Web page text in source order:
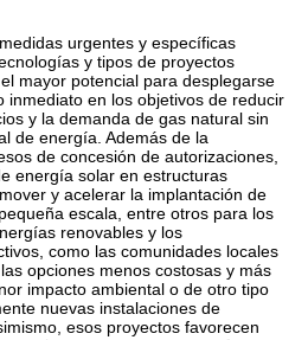
urgentes y específicas
y tipos de proyectos
mayor potencial para desplegarse
inmediato en los objetivos de reducir
y la demanda de gas natural sin
de energía. Además de la
de concesión de autorizaciones,
energía solar en estructuras
y acelerar la implantación de
escala, entre otros para los
renovables y los
como las comunidades locales
opciones menos costosas y más
impacto ambiental o de otro tipo
nuevas instalaciones de
esos proyectos favorecen